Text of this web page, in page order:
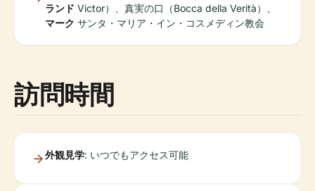
ランド
マーク
Victor）、真実の口（Bocca della Verità）、
サンタ・マリア・イン・コスメディン教会
訪問時間
外観見学: いつでもアクセス可能